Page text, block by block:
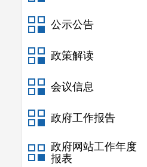
公示公告
政策解读
会议信息
政府工作报告
政府网站工作年度
报表